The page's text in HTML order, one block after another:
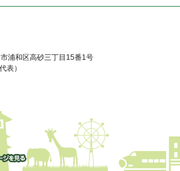
浦和区高砂三丁目15番1号
表）
っ